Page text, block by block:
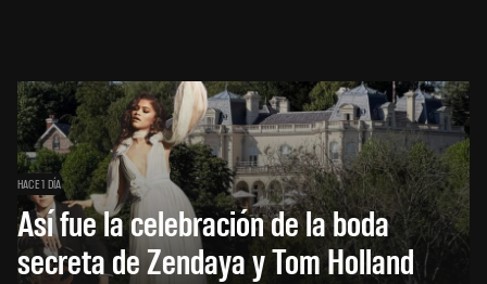
HACE 1 DÍA
Así fue la celebración de la boda
secreta de Zendaya y Tom Holland